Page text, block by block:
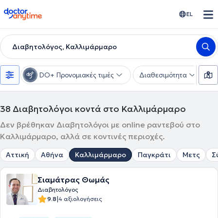
doctoranytime EL
Διαβητολόγος, Καλλιμάρμαρο
DO+ Προνομιακές τιμές Διαθεσιμότητα
38 Διαβητολόγοι κοντά στο Καλλιμάρμαρο
Δεν βρέθηκαν Διαβητολόγοι με online ραντεβού στο
Καλλιμάρμαρο, αλλά σε κοντινές περιοχές.
Αττική Αθήνα Καλλιμάρμαρο Παγκράτι Μετς
Σιαμάτρας Θωμάς
Διαβητολόγος
9.8|4 αξιολογήσεις